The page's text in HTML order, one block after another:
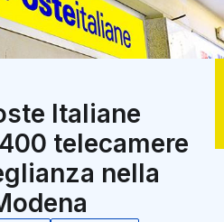
Italiane
telecamere
nella